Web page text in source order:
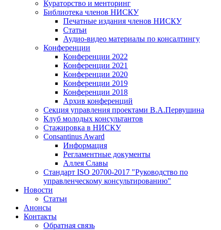
Кураторство и менторинг
Библиотека членов НИСКУ
Печатные издания членов НИСКУ
Статьи
Аудио-видео материалы по консалтингу
Конференции
Конференции 2022
Конференции 2021
Конференции 2020
Конференции 2019
Конференции 2018
Архив конференций
Секция управления проектами В.А.Первушина
Клуб молодых консультантов
Стажировка в НИСКУ
Consantinus Award
Информация
Регламентные документы
Аллея Славы
Cтандарт ISO 20700-2017 "Руководство по
управленческому консультированию"
Новости
Статьи
Анонсы
Контакты
Обратная связь